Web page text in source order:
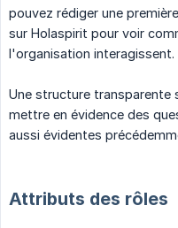
pouvez rédiger une
sur Holaspirit pour voir
l'organisation interagissent.
Une structure transparente
mettre en évidence des
aussi évidentes
Attributs des rôles